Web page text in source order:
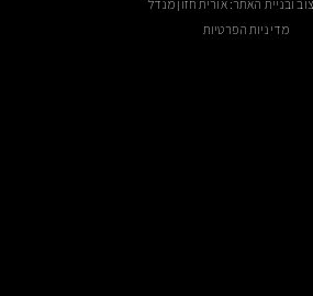
ובניית האתר: אורית חזון מנדל
מדיניות הפרטיות